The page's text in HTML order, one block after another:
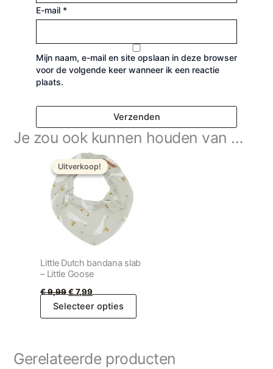
E-mail *
Mijn naam, e-mail en site opslaan in deze browser
voor de volgende keer wanneer ik een reactie
plaats.
Je zou ook kunnen houden van …
Uitverkoop!
Uitverkoop!
Little Dutch bandana slab
– Little Goose
€9,99
Oorspronkelijke
prijs
was:
€ 9,99.
€7,99
Huidige
prijs
is:
€ 7,99.
Selecteer opties
Gerelateerde producten